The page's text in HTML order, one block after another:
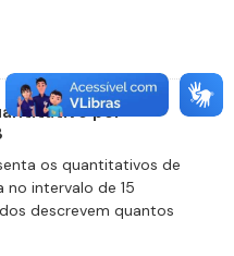
por
os quantitativos de
intervalo de 15
descrevem quantos